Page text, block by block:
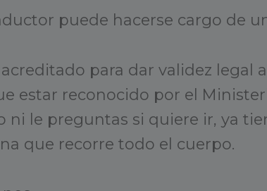
puede hacerse cargo de
para dar validez legal
estar reconocido por el
ni le preguntas si quiere ir, ya
que recorre todo el cuerpo.